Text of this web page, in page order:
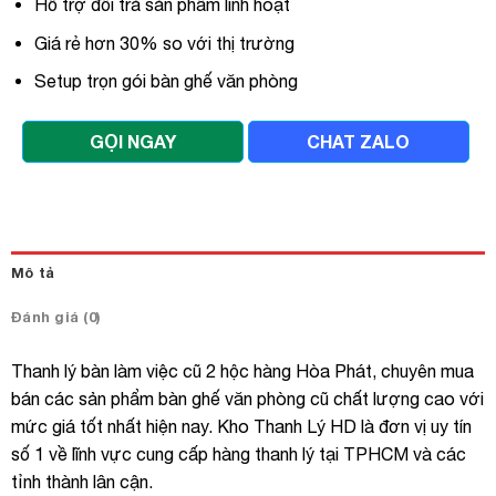
Hỗ trợ đổi trả sản phẩm linh hoạt
Giá rẻ hơn 30% so với thị trường
Setup trọn gói bàn ghế văn phòng
GỌI NGAY CHAT ZALO
Mô tả
Đánh giá (0)
Thanh lý bàn làm việc cũ 2 hộc hàng Hòa Phát, chuyên mua
bán các sản phẩm bàn ghế văn phòng cũ chất lượng cao với
mức giá tốt nhất hiện nay. Kho Thanh Lý HD là đơn vị uy tín
số 1 về lĩnh vực cung cấp hàng thanh lý tại TPHCM và các
tỉnh thành lân cận.